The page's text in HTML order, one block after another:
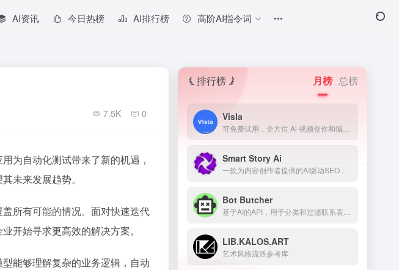
AI资讯 今日热榜 AI排行榜 高阶AI指令词
7.5K 0
为自动化测试带来了新的机遇，
未来发展趋势。
所有可能的情况。面对快速迭代
开始寻求更高效的解决方案。
能够理解复杂的业务逻辑，自动
排行榜 月榜 总榜
Visla
Smart Story Ai
Bot Butcher
LIB.KALOS.ART
艺术风格流派参考库